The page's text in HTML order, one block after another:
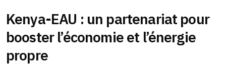
Kenya-EAU : un partenariat pour
booster l’économie et l’énergie
propre